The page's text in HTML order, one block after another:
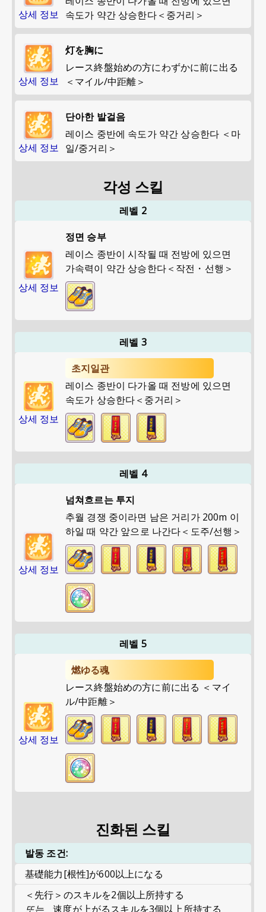
상세 정보 속도가 약간 상승한다＜중거리＞
상세 정보
灯を胸に
レース終盤始めの方にわずかに前に出る
＜マイル/中距離＞
상세 정보
단아한 발걸음
레이스 중반에 속도가 약간 상승한다 ＜마
일/중거리＞
각성 스킬
레벨 2
상세 정보
정면 승부
레이스 종반이 시작될 때 전방에 있으면
가속력이 약간 상승한다＜작전・선행＞
레벨 3
상세 정보
초지일관
레이스 종반이 다가올 때 전방에 있으면
속도가 상승한다＜중거리＞
레벨 4
상세 정보
넘쳐흐르는 투지
추월 경쟁 중이라면 남은 거리가 200m 이
하일 때 약간 앞으로 나간다＜도주/선행＞
레벨 5
상세 정보
燃ゆる魂
レース終盤始めの方に前に出る ＜マイ
ル/中距離＞
진화된 스킬
발동 조건:
基礎能力[根性]が600以上になる
＜先行＞のスキルを2個以上所持する
또는
速度が上がるスキルを3個以上所持する